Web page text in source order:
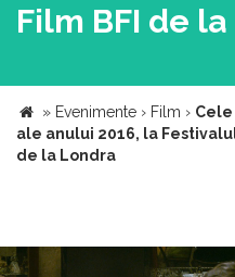
Film BFI de
» Evenimente › Film ›
ale anului 2016, la
de la Londra